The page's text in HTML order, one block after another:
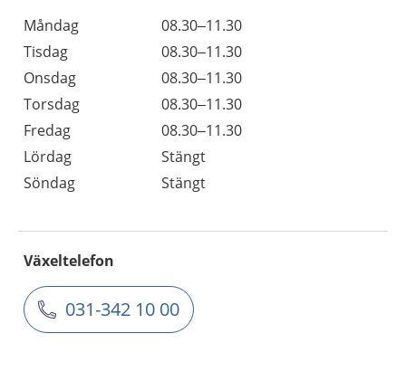
Måndag
08.30–11.30
Tisdag
08.30–11.30
Onsdag
08.30–11.30
Torsdag
08.30–11.30
Fredag
08.30–11.30
Lördag
Stängt
Söndag
Stängt
Växeltelefon
031-342 10 00